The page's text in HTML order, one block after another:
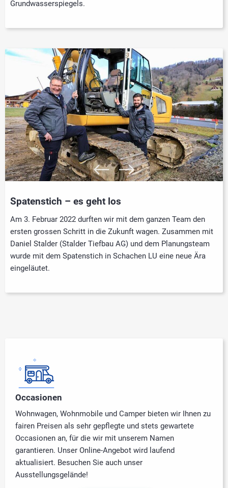
Grundwasserspiegels.
Spatenstich – es geht los
Am 3. Februar 2022 durften wir mit dem ganzen Team den
ersten grossen Schritt in die Zukunft wagen. Zusammen mit
Daniel Stalder (Stalder Tiefbau AG) und dem Planungsteam
wurde mit dem Spatenstich in Schachen LU eine neue Ära
eingeläutet.
Occasionen
Wohnwagen, Wohnmobile und Camper bieten wir Ihnen zu
fairen Preisen als sehr gepflegte und stets gewartete
Occasionen an, für die wir mit unserem Namen
garantieren. Unser Online-Angebot wird laufend
aktualisiert. Besuchen Sie auch unser
Ausstellungsgelände!